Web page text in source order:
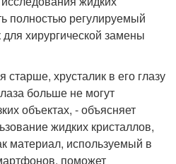
полностью регулируемый
хирургической замены
старше, хрусталик в его глазу
больше не могут
объектах, - объясняет
жидких кристаллов,
материал, используемый в
поможет